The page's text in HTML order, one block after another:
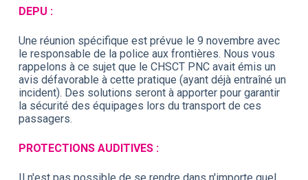
DEPU :
Une réunion spécifique est prévue le 9 novembre avec
le responsable de la police aux frontières. Nous vous
rappelons à ce sujet que le CHSCT PNC avait émis un
avis défavorable à cette pratique (ayant déjà entraîné un
incident). Des solutions seront à apporter pour garantir
la sécurité des équipages lors du transport de ces
passagers.
PROTECTIONS AUDITIVES :